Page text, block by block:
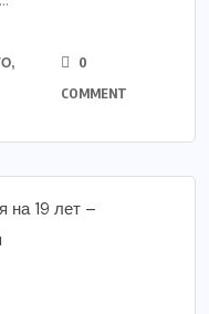
0
COMMENT